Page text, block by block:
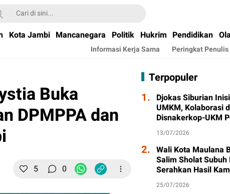
Kota Jambi Mancanegara Politik Hukrim Pendidikan
Informasi Kerja Sama Peringkat Penulis
Buka
DPMPPA dan
5 0
Terpopuler
1. Djokas Siburian
UMKM, Kolaborasi
Disnakerkop-UKM
Warga
13/07/2026
2. Wali Kota Maulana
Salim Sholat
Serahkan Hasil
Tahap I
25/07/2026